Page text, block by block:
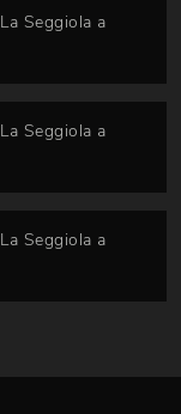
Seggiola a
Seggiola a
Seggiola a